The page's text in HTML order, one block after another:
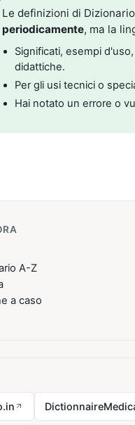
Le definizioni di
periodicamente, ma la
Significati, esempi
didattiche.
Per gli usi tecnici o
Hai notato un errore o
A-Z
a caso